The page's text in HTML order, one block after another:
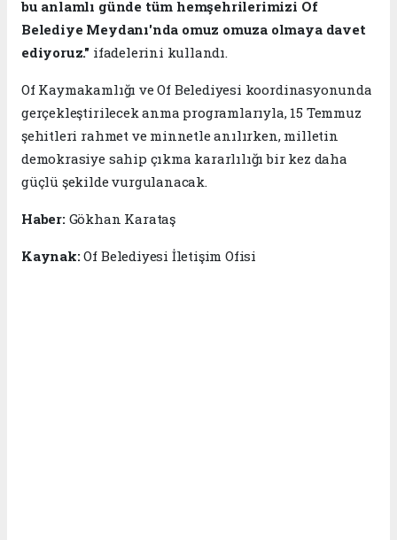
bu anlamlı günde tüm hemşehrilerimizi Of
Belediye Meydanı'nda omuz omuza olmaya davet
ediyoruz." ifadelerini kullandı.
Of Kaymakamlığı ve Of Belediyesi koordinasyonunda
gerçekleştirilecek anma programlarıyla, 15 Temmuz
şehitleri rahmet ve minnetle anılırken, milletin
demokrasiye sahip çıkma kararlılığı bir kez daha
güçlü şekilde vurgulanacak.
Haber: Gökhan Karataş
Kaynak:Of Belediyesi İletişim Ofisi